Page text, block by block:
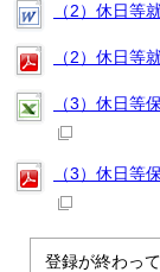
（2）休日等
（2）休日等
（3）休日等
（3）休日等
登録が終わっ